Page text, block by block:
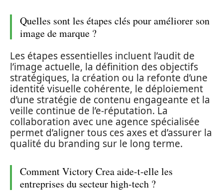
Quelles sont les étapes clés pour améliorer son
image de marque ?
Les étapes essentielles incluent l’audit de
l’image actuelle, la définition des objectifs
stratégiques, la création ou la refonte d’une
identité visuelle cohérente, le déploiement
d’une stratégie de contenu engageante et la
veille continue de l’e-réputation. La
collaboration avec une agence spécialisée
permet d’aligner tous ces axes et d’assurer la
qualité du branding sur le long terme.
Comment Victory Crea aide-t-elle les
entreprises du secteur high-tech ?